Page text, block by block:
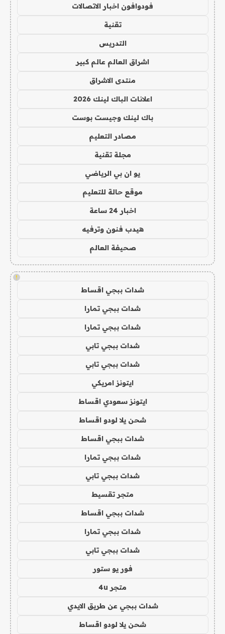
فودوافون اخبار الاتصالات
تقنية
التدريس
اشراق العالم عالم كبير
منتدى الاشراق
اعلانات الباك لينك 2026
باك لينك وجيست بوست
مصادر التعليم
مجلة تقنية
يو ان بي الرياضي
موقع حالة للتعليم
اخبار 24 ساعة
هيدب فنون وترفيه
صحيفة العالم
!
شدات ببجي اقساط
شدات ببجي تمارا
شدات ببجي تمارا
شدات ببجي تابي
شدات ببجي تابي
ايتونز امريكي
ايتونز سعودي اقساط
شحن يلا لودو اقساط
شدات ببجي اقساط
شدات ببجي تمارا
شدات ببجي تابي
متجر تقسيط
شدات ببجي اقساط
شدات ببجي تمارا
شدات ببجي تابي
فور يو ستور
متجر 4u
شدات ببجي عن طريق الايدي
شحن يلا لودو اقساط